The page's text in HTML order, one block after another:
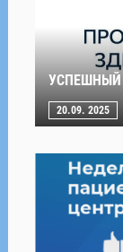
УСПЕШНЫЙ
20.09. 2025